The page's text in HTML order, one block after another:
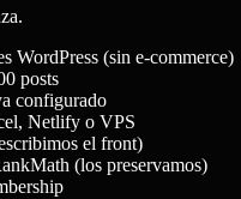
WordPress (sin e-commerce)
posts
configurado
Netlify o VPS
el front)
(los preservamos)